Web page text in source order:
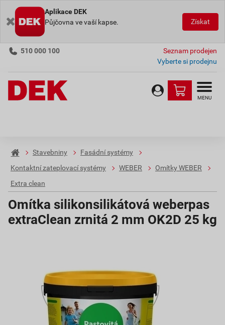
Aplikace DEK
Půjčovna ve vaší kapse.
Získat
510 000 100
Seznam prodejen
Vyberte si prodejnu
MENU
Stavebniny
Fasádní systémy
Kontaktní zateplovací systémy
WEBER
Omítky WEBER
Extra clean
Omítka silikonsilikátová weberpas
extraClean zrnitá 2 mm OK2D 25 kg